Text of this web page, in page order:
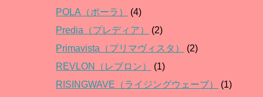
POLA（ポーラ）
(4)
Predia（プレディア）
(2)
Primavista（プリマヴィスタ）
(2)
REVLON（レブロン）
(1)
RISINGWAVE（ライジングウェーブ）
(1)